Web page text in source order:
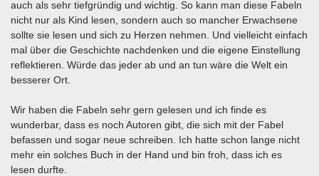
auch als sehr tiefgründig und wichtig. So kann man diese Fabeln
nicht nur als Kind lesen, sondern auch so mancher Erwachsene
sollte sie lesen und sich zu Herzen nehmen. Und vielleicht einfach
mal über die Geschichte nachdenken und die eigene Einstellung
reflektieren. Würde das jeder ab und an tun wäre die Welt ein
besserer Ort.
Wir haben die Fabeln sehr gern gelesen und ich finde es
wunderbar, dass es noch Autoren gibt, die sich mit der Fabel
befassen und sogar neue schreiben. Ich hatte schon lange nicht
mehr ein solches Buch in der Hand und bin froh, dass ich es
lesen durfte.